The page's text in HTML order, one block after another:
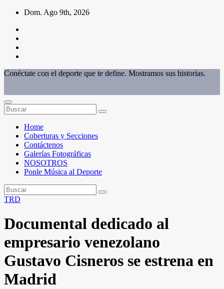
Saltar
contenido
Dom. Ago 9th, 2026
Conéctate con el deporte que te define. Mostramos sus historias.
Home
Coberturas y Secciones
Contáctenos
Galerías Fotográficas
NOSOTROS
Ponle Música al Deporte
TRD
Documental dedicado al
empresario venezolano
Gustavo Cisneros se estrena en
Madrid